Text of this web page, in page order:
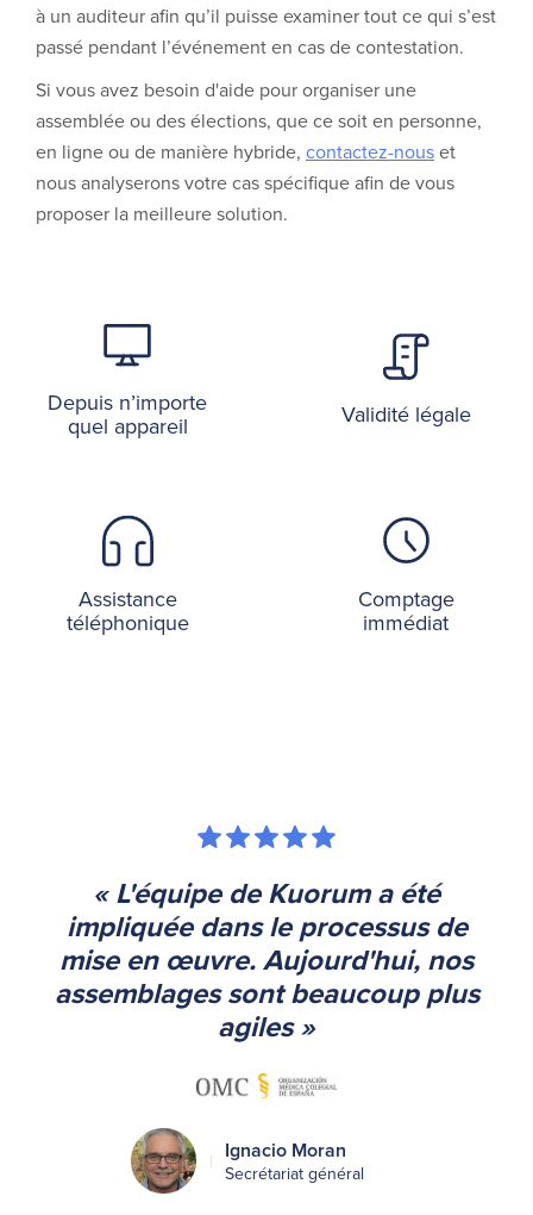
à un auditeur afin qu’il puisse examiner tout ce qui s’est
passé pendant l’événement en cas de contestation.
Si vous avez besoin d'aide pour organiser une
assemblée ou des élections, que ce soit en personne,
en ligne ou de manière hybride, contactez-nouset
nous analyserons votre cas spécifique afin de vous
proposer la meilleure solution.
Depuis n’importe
quel appareil Validité légale
Assistance
téléphonique
Comptage
immédiat
« L'équipe de Kuorum a été
impliquée dans le processus de
mise en œuvre. Aujourd'hui, nos
assemblages sont beaucoup plus
agiles »
Ignacio Moran
Secrétariat général